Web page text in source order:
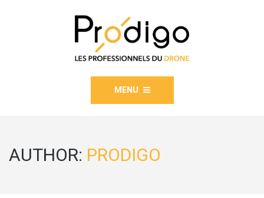
MENU
AUTHOR: PRODIGO